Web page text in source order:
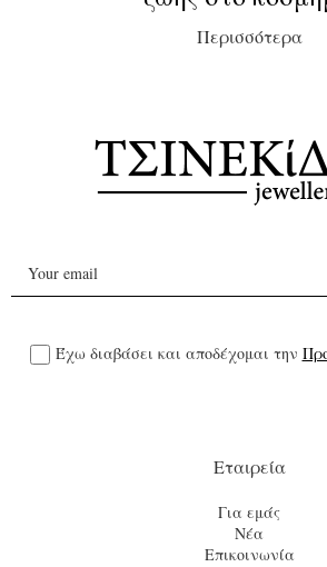
Περισσότερα
Έχω διαβάσει και αποδέχομαι την
Εταιρεία
Για εμάς
Νέα
Επικοινωνία